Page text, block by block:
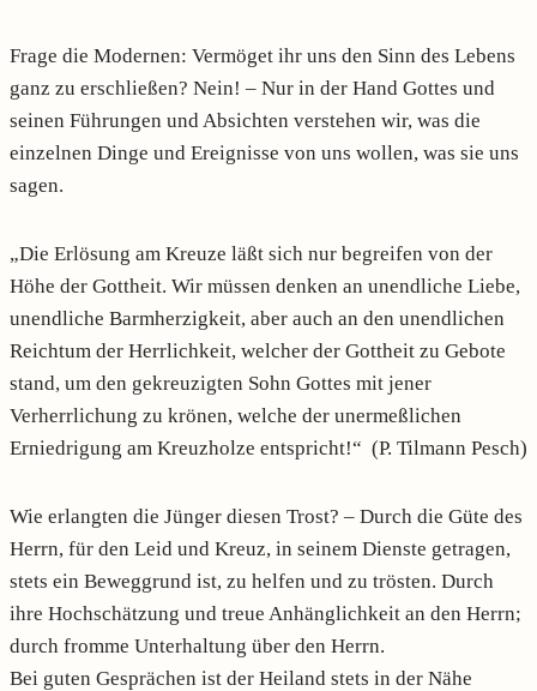
Frage die Modernen: Vermöget ihr uns den Sinn des Lebens
ganz zu erschließen? Nein! – Nur in der Hand Gottes und
seinen Führungen und Absichten verstehen wir, was die
einzelnen Dinge und Ereignisse von uns wollen, was sie uns
sagen.
„Die Erlösung am Kreuze läßt sich nur begreifen von der
Höhe der Gottheit. Wir müssen denken an unendliche Liebe,
unendliche Barmherzigkeit, aber auch an den unendlichen
Reichtum der Herrlichkeit, welcher der Gottheit zu Gebote
stand, um den gekreuzigten Sohn Gottes mit jener
Verherrlichung zu krönen, welche der unermeßlichen
Erniedrigung am Kreuzholze entspricht!“ (P. Tilmann Pesch)
Wie erlangten die Jünger diesen Trost? – Durch die Güte des
Herrn, für den Leid und Kreuz, in seinem Dienste getragen,
stets ein Beweggrund ist, zu helfen und zu trösten. Durch
ihre Hochschätzung und treue Anhänglichkeit an den Herrn;
durch fromme Unterhaltung über den Herrn.
Bei guten Gesprächen ist der Heiland stets in der Nähe